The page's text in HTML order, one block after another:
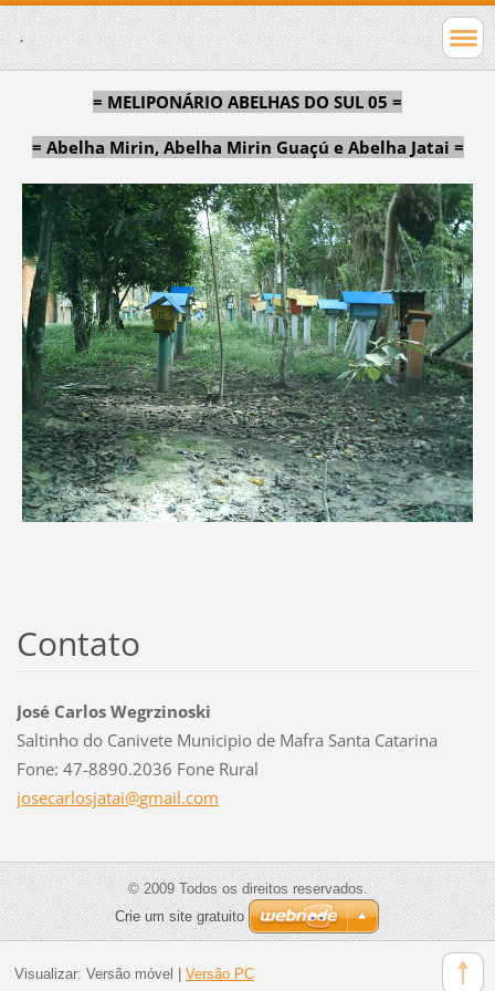
.
= MELIPONÁRIO ABELHAS DO SUL 05 =
= Abelha Mirin, Abelha Mirin Guaçú e Abelha Jatai =
Contato
José Carlos Wegrzinoski
Saltinho do Canivete Municipio de Mafra Santa Catarina
Fone: 47-8890.2036 Fone Rural
josecarlosjatai@gmail.com
© 2009 Todos os direitos reservados.
Crie um site gratuito
Visualizar: Versão móvel Versão PC